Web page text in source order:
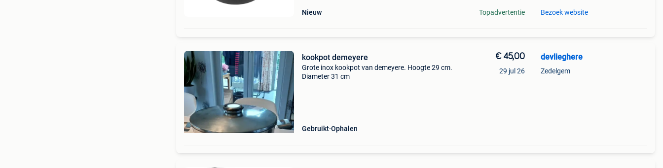
Nieuw
Topadvertentie Bezoek website
kookpot demeyere
Grote inox kookpot van demeyere. Hoogte 29 cm.
Diameter 31 cm
Gebruikt Ophalen
€ 45,00
29 jul 26
devlieghere
Zedelgem